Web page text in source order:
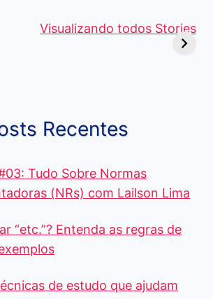
Visualizando todos Stories
de 5 Centavos
Curso de
Pacote
Recentes
Tudo Sobre Normas
(NRs) com Lailson Lima
“etc.”? Entenda as regras de
de estudo que ajudam